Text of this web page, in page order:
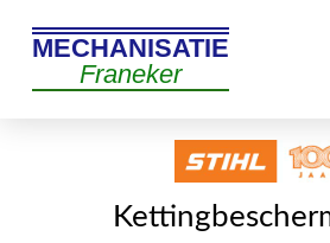
MECHANISATIE
Franeker